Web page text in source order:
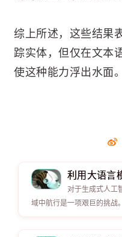
综上所述，这些结果
踪实体，但仅在文本
使这种能力浮出水面。
利用大语言
对于生成式人工
域中航行是一项艰巨的挑战